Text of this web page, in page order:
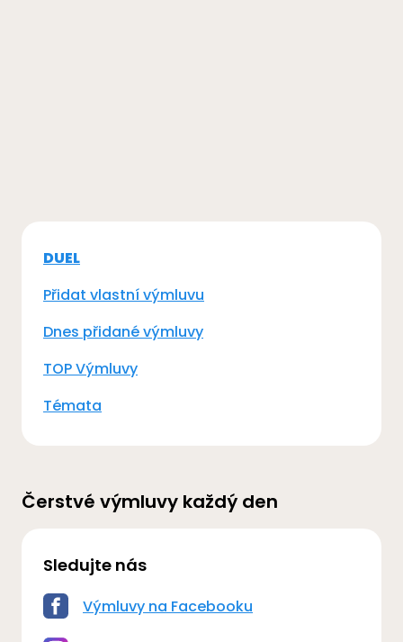
DUEL
Přidat vlastní výmluvu
Dnes přidané výmluvy
TOP Výmluvy
Témata
Čerstvé výmluvy každý den
Sledujte nás
Výmluvy na Facebooku